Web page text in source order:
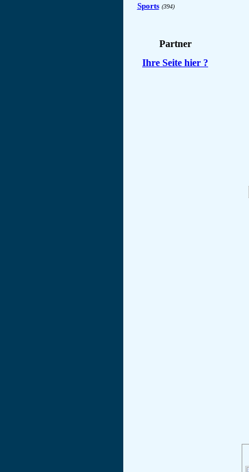
Sports (394)
Partner
Ihre Seite hier ?